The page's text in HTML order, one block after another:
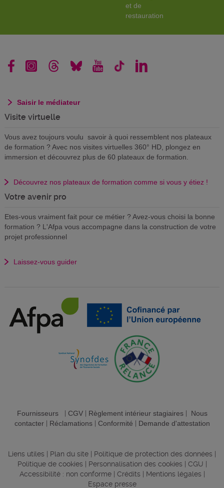
et de
restauration
Saisir le médiateur
Visite virtuelle
Vous avez toujours voulu savoir à quoi ressemblent nos plateaux
de formation ? Avec nos visites virtuelles 360° HD, plongez en
immersion et découvrez plus de 60 plateaux de formation.
Découvrez nos plateaux de formation comme si vous y étiez !
Votre avenir pro
Etes-vous vraiment fait pour ce métier ? Avez-vous choisi la bonne
formation ? L'Afpa vous accompagne dans la construction de votre
projet professionnel
Laissez-vous guider
Fournisseurs| CGV| Règlement intérieur stagiaires| Nous
contacter| Réclamations| Conformité | Demande d'attestation
Liens utiles | Plan du site | Politique de protection des données |
Politique de cookies | Personnalisation des cookies | CGU |
Accessibilité : non conforme| Crédits | Mentions légales |
Espace presse